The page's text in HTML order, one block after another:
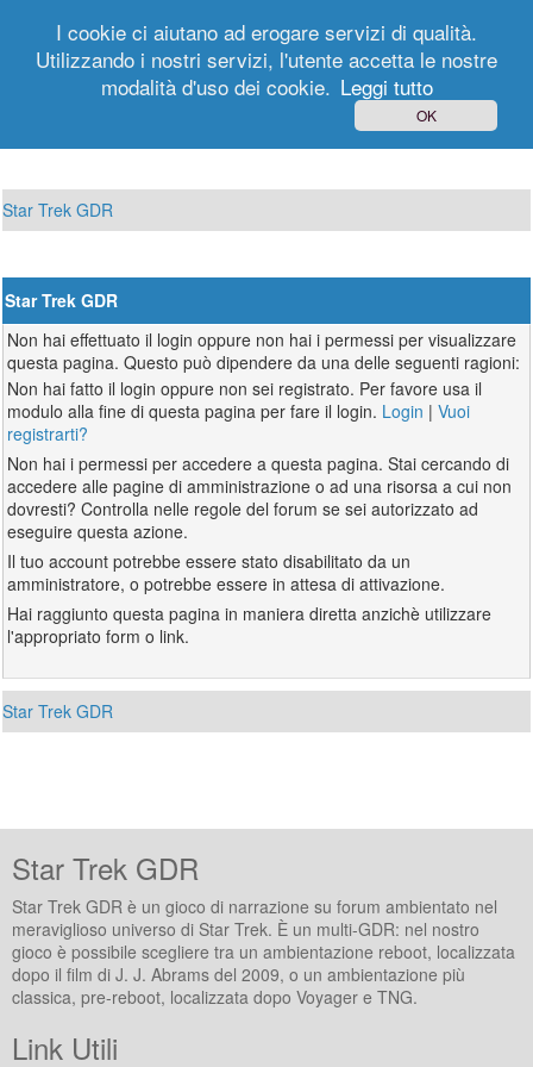
Registrati
Star Trek GDR
Star Trek GDR
Non hai effettuato il login oppure non hai i permessi per visualizzare
questa pagina. Questo può dipendere da una delle seguenti ragioni:
Non hai fatto il login oppure non sei registrato. Per favore usa il
modulo alla fine di questa pagina per fare il login. Login |Vuoi
registrarti?
Non hai i permessi per accedere a questa pagina. Stai cercando di
accedere alle pagine di amministrazione o ad una risorsa a cui non
dovresti? Controlla nelle regole del forum se sei autorizzato ad
eseguire questa azione.
Il tuo account potrebbe essere stato disabilitato da un
amministratore, o potrebbe essere in attesa di attivazione.
Hai raggiunto questa pagina in maniera diretta anzichè utilizzare
l'appropriato form o link.
Star Trek GDR
Star Trek GDR
Star Trek GDR è un gioco di narrazione su forum ambientato nel
meraviglioso universo di Star Trek. È un multi-GDR: nel nostro
gioco è possibile scegliere tra un ambientazione reboot, localizzata
dopo il film di J. J. Abrams del 2009, o un ambientazione più
classica, pre-reboot, localizzata dopo Voyager e TNG.
Link Utili
I cookie ci aiutano ad erogare servizi di qualità.
Utilizzando i nostri servizi, l'utente accetta le nostre
modalità d'uso dei cookie. Leggi tutto
OK